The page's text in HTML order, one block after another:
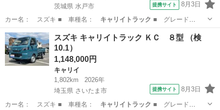
茨城県 水戸市
提携サイト 8月3日
カー名： スズキ ■ 車種名： キャリイトラック ■ グレード
名： （〜マイナ…
茨城 水戸市 キャリイ
スズキ キャリイトラック ＫＣ ８型 （検
10.1）
1,148,000円
キャリイ
1,802km
2026年
埼玉県 さいたま市
提携サイト 8月3日
カー名： スズキ ■ 車種名： キャリイトラック ■ グレード